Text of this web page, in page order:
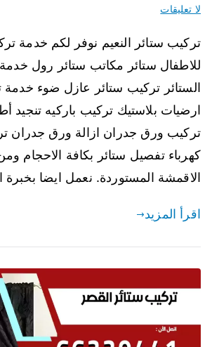
لا تعليقات
تركيب ستائر النعيم نوفر لكم خدمة
للاطفال ستائر مكاتب ستائر رول
الستائر تركيب ستائر عازل ضوء
ارضيات بلاستيك تركيب باركيه تنجيد
تركيب ورق جدران ازالة ورق جدران
كهرباء تفصيل ستائر بكافة الاحجام
الاقمشة المستوردة. نعمل ايضا
اقرأ المزيد